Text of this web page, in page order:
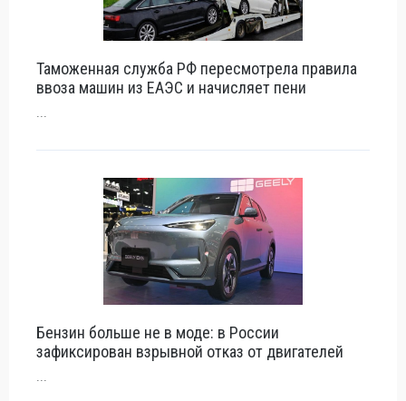
Таможенная служба РФ пересмотрела правила
ввоза машин из ЕАЭС и начисляет пени
...
Бензин больше не в моде: в России
зафиксирован взрывной отказ от двигателей
...